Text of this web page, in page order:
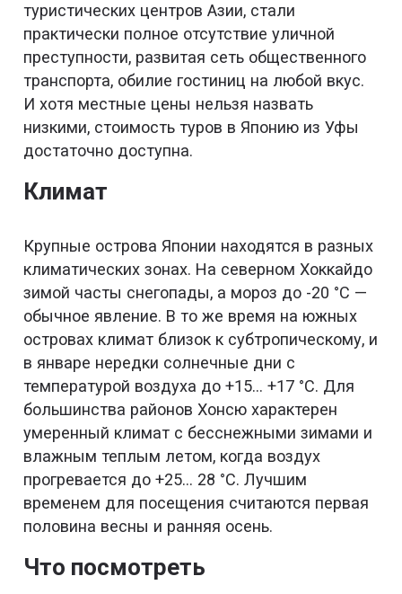
туристических центров Азии, стали
практически полное отсутствие уличной
преступности, развитая сеть общественного
транспорта, обилие гостиниц на любой вкус.
И хотя местные цены нельзя назвать
низкими, стоимость туров в Японию из Уфы
достаточно доступна.
Климат
Крупные острова Японии находятся в разных
климатических зонах. На северном Хоккайдо
зимой часты снегопады, а мороз до -20 °С —
обычное явление. В то же время на южных
островах климат близок к субтропическому, и
в январе нередки солнечные дни с
температурой воздуха до +15… +17 °С. Для
большинства районов Хонсю характерен
умеренный климат с бесснежными зимами и
влажным теплым летом, когда воздух
прогревается до +25… 28 °С. Лучшим
временем для посещения считаются первая
половина весны и ранняя осень.
Что посмотреть